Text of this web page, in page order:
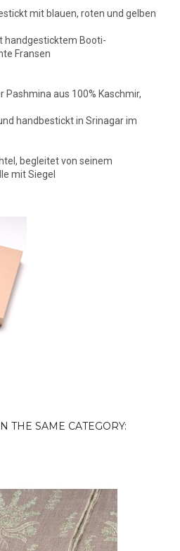
mit blauen, roten und gelben
handgesticktem Booti-
Fransen
Pashmina aus 100% Kaschmir,
handbestickt in Srinagar im
begleitet von seinem
mit Siegel
THE SAME CATEGORY: